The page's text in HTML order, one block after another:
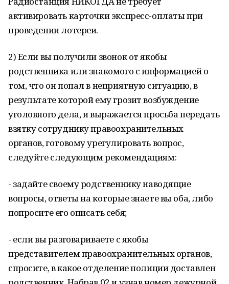
активировать карточки экспресс-оплаты при
проведении лотереи.
2) Если вы получили звонок от якобы
родственника или знакомого с информацией о
том, что он попал в неприятную ситуацию, в
результате которой ему грозит возбуждение
уголовного дела, и выражается просьба передать
взятку сотруднику правоохранительных
органов, готовому урегулировать вопрос,
следуйте следующим рекомендациям:
- задайте своему родственнику наводящие
вопросы, ответы на которые знаете вы оба, либо
попросите его описать себя;
- если вы разговариваете с якобы
представителем правоохранительных органов,
спросите, в какое отделение полиции доставлен